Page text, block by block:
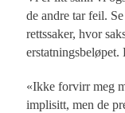
de andre tar feil.
rettssaker, hvor
«Ikke forvirr meg
implisitt, men de